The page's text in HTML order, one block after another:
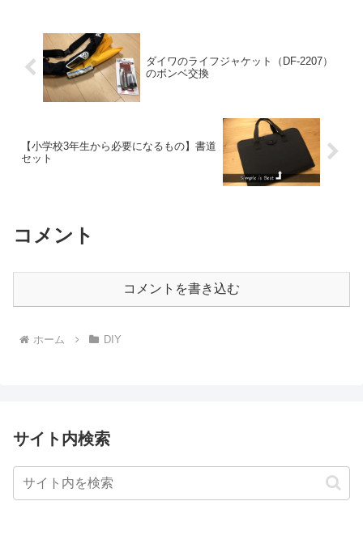
ダイワのライフジャケット（DF-2207）
のボンベ交換
【小学校3年生から必要になるもの】書道
セット
コメント
コメントを書き込む
ホーム DIY
サイト内検索